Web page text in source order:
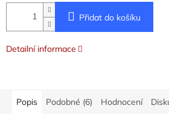
Přidat do košíku
Detailní informace
Popis Podobné (6) Hodnocení